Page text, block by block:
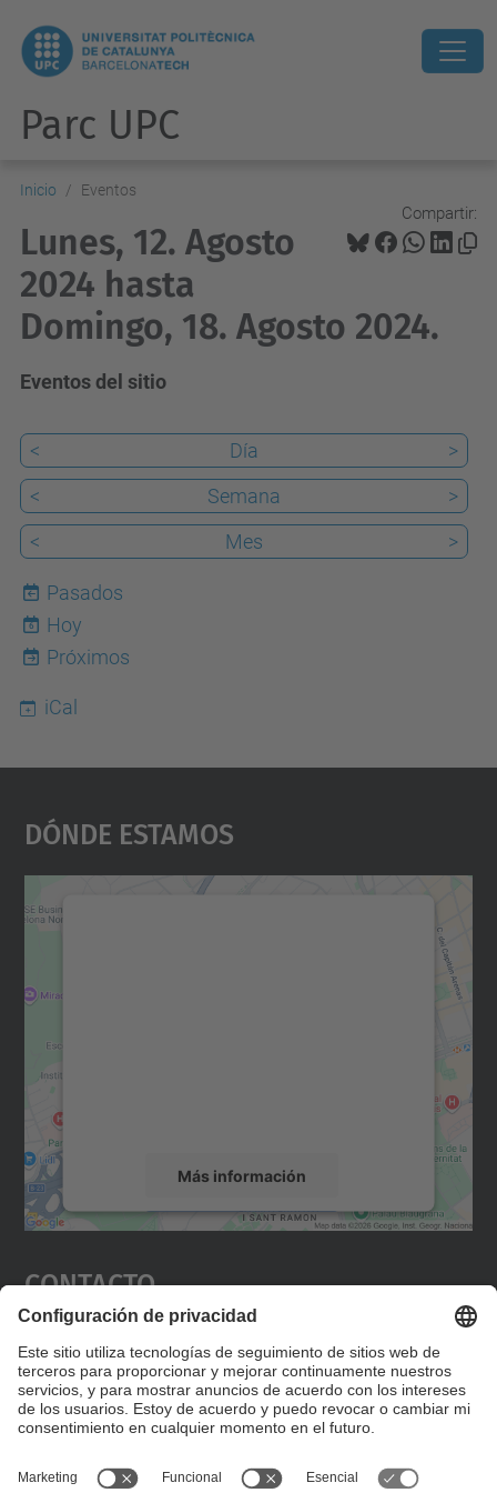
Parc UPC
Inicio Eventos
Compartir:
Lunes, 12. Agosto
2024 hasta
Domingo, 18. Agosto 2024.
Eventos del sitio
< Día
>
<
Semana
>
<
Mes >
Pasados
6
Hoy
Próximos
iCal
Dónde Estamos
Más información
Aceptar
powered by
Contacto
Editad en la página "Contacto personalizado", que
encontraréis en la raíz de español, vuestros datos
personalizados de contacto.
Formulario de contacto